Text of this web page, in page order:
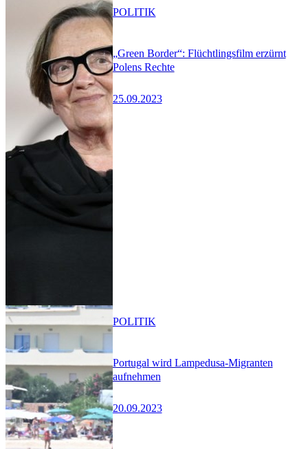
„Green Border“: Flüchtlingsfilm erzürnt
Polens Rechte
25.09.2023
POLITIK
Portugal wird Lampedusa-Migranten
aufnehmen
20.09.2023
POLITIK